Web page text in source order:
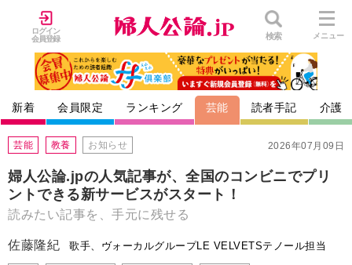
ログイン
会員登録
検索 メニュー
新着 会員限定 ランキング 芸能 読者手記 介護
2026年07月09日
芸能 教養 お知らせ
婦人公論.jpの人気記事が、全国のコンビニでプリ
ントできる新サービスがスタート！
読みたい記事を、手元に残せる
佐藤隆紀 歌手、ヴォーカルグループLE VELVETSテノール担当